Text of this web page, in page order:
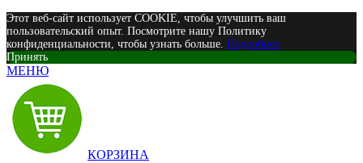
Этот веб-сайт использует COOKIE, чтобы улучшить ваш
пользовательский опыт. Посмотрите нашу Политику
конфиденциальности, чтобы узнать больше. Подробнее
Принять
МЕНЮ
КОРЗИНА